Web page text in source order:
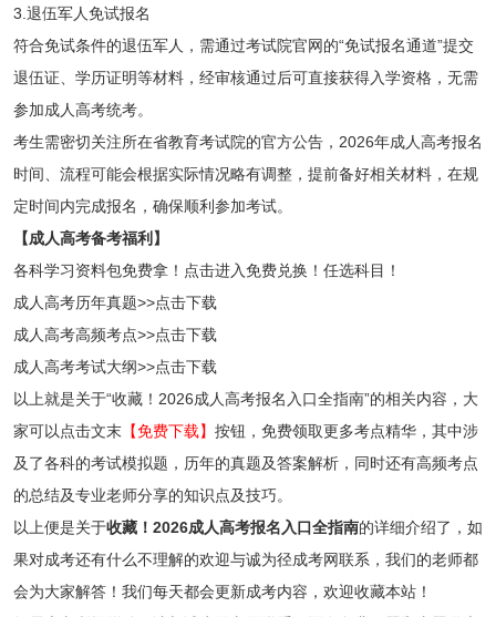
3.退伍军人免试报名
符合免试条件的退伍军人，需通过考试院官网的“免试报名通道”提交
退伍证、学历证明等材料，经审核通过后可直接获得入学资格，无需
参加成人高考统考。
考生需密切关注所在省教育考试院的官方公告，2026年成人高考报名
时间、流程可能会根据实际情况略有调整，提前备好相关材料，在规
定时间内完成报名，确保顺利参加考试。
【成人高考备考福利】
各科学习资料包免费拿！点击进入免费兑换！任选科目！
成人高考历年真题>>点击下载
成人高考高频考点>>点击下载
成人高考考试大纲>>点击下载
以上就是关于“收藏！2026成人高考报名入口全指南”的相关内容，大
家可以点击文末【免费下载】 按钮，免费领取更多考点精华，其中涉
及了各科的考试模拟题，历年的真题及答案解析，同时还有高频考点
的总结及专业老师分享的知识点及技巧。
以上便是关于收藏！2026成人高考报名入口全指南的详细介绍了，如
果对成考还有什么不理解的欢迎与诚为径成考网联系，我们的老师都
会为大家解答！我们每天都会更新成考内容，欢迎收藏本站！